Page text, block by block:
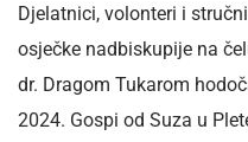
Djelatnici, volonteri i
osječke nadbiskupije na
dr. Dragom Tukarom
2024. Gospi od Suza u